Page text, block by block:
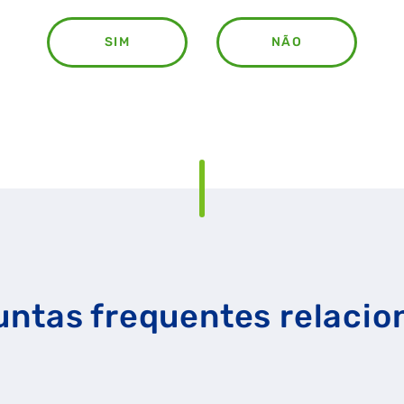
SIM NÃO
frequentes